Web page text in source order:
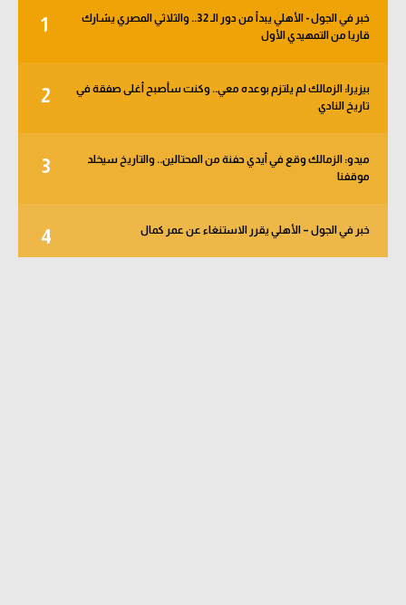
1
خبر في الجول - الأهلي يبدأ من دور الـ 32.. والثلاثي المصري يشارك
قاريا من التمهيدي الأول
2
بيزيرا: الزمالك لم يلتزم بوعده معي.. وكنت سأصبح أغلى صفقة في
تاريخ النادي
3
ميدو: الزمالك وقع في أيدي حفنة من المحتالين.. والتاريخ سيخلد
موقفنا
4 خبر في الجول – الأهلي يقرر الاستنغاء عن عمر كمال